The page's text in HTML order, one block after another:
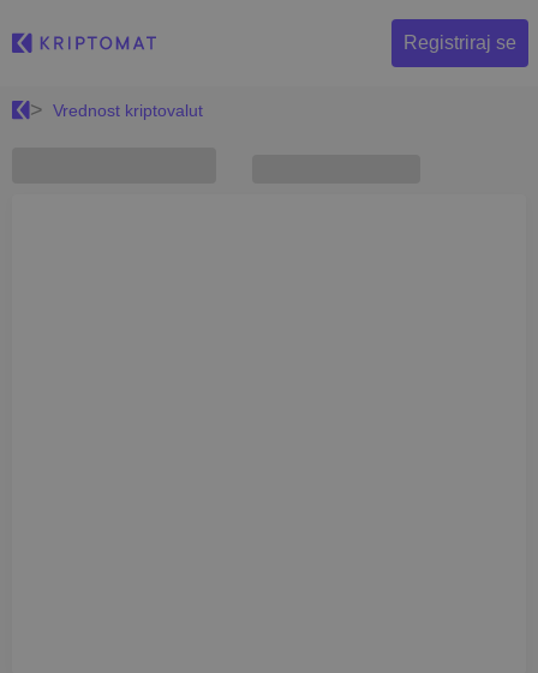
Registriraj se
Vrednost kriptovalut